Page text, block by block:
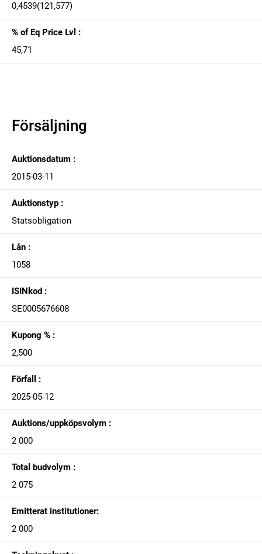
0,4539(121,577)
% of Eq Price Lvl :
45,71
Försäljning
Auktionsdatum :
2015-03-11
Auktionstyp :
Statsobligation
Lån :
1058
ISINkod :
SE0005676608
Kupong % :
2,500
Förfall :
2025-05-12
Auktions/uppköpsvolym :
2 000
Total budvolym :
2 075
Emitterat institutioner:
2 000